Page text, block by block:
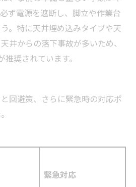
ず電源を遮断し、脚立や作業台
。特に天井埋め込みタイプや天
井からの落下事故が多いため、
奨されています。
回避策、さらに緊急時の対応ポ
緊急対応